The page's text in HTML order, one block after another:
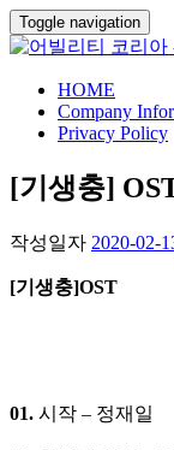
Toggle navigation
HOME
Company
Privacy Policy
[기생충]
작성일자 2020-02-
[기생충]OST
01. 시작 – 정재일